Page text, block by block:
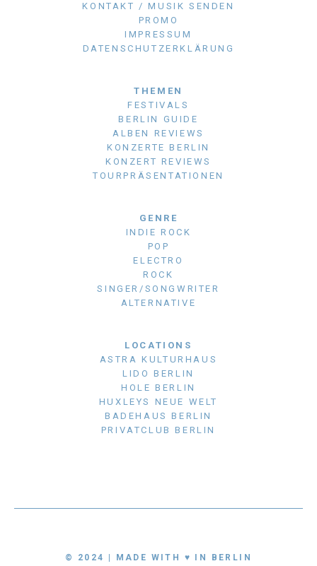
KONTAKT / MUSIK SENDEN
PROMO
IMPRESSUM
DATENSCHUTZERKLÄRUNG
THEMEN
FESTIVALS
BERLIN GUIDE
ALBEN REVIEWS
KONZERTE BERLIN
KONZERT REVIEWS
TOURPRÄSENTATIONEN
GENRE
INDIE ROCK
POP
ELECTRO
ROCK
SINGER/SONGWRITER
ALTERNATIVE
LOCATIONS
ASTRA KULTURHAUS
LIDO BERLIN
HOLE BERLIN
HUXLEYS NEUE WELT
BADEHAUS BERLIN
PRIVATCLUB BERLIN
© 2024 | MADE WITH ♥ IN BERLIN